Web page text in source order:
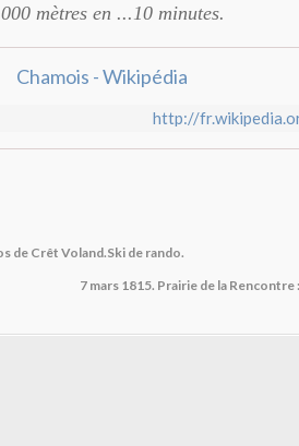
mètres en ...10 minutes.
Chamois - Wikipédia
http://
de Crêt Voland.Ski de rando.
7 mars 1815. Prairie de la